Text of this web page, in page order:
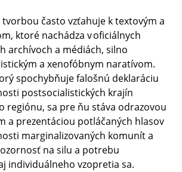
často vzťahuje k textovým a
ktoré nachádza v oficiálnych
archívoch a médiách, silno
a xenofóbnym naratívom.
spochybňuje falošnú deklaráciu
postsocialistických krajín
regiónu, sa pre ňu stáva odrazovou
a prezentáciou potláčaných hlasov
marginalizovaných komunít a
na silu a potrebu
individuálneho vzopretia sa.